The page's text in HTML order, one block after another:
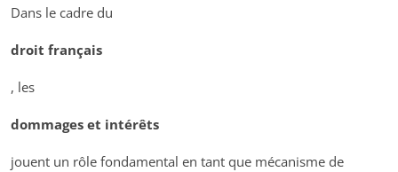
Dans le cadre du
droit français
, les
dommages et intérêts
jouent un rôle fondamental en tant que mécanisme de